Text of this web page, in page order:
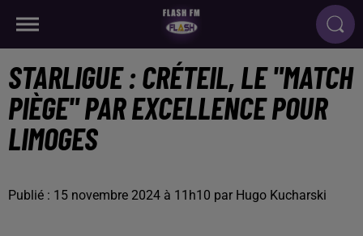
STARLIGUE : CRÉTEIL, LE "MATCH
PIÈGE" PAR EXCELLENCE POUR
LIMOGES
Publié : 15 novembre 2024 à 11h10 par Hugo Kucharski